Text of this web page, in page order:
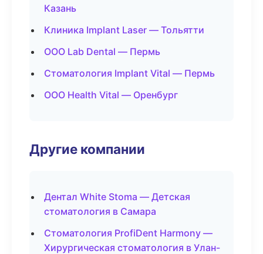
Казань
Клиника Implant Laser — Тольятти
ООО Lab Dental — Пермь
Стоматология Implant Vital — Пермь
ООО Health Vital — Оренбург
Другие компании
Дентал White Stoma — Детская
стоматология в Самара
Стоматология ProfiDent Harmony —
Хирургическая стоматология в Улан-